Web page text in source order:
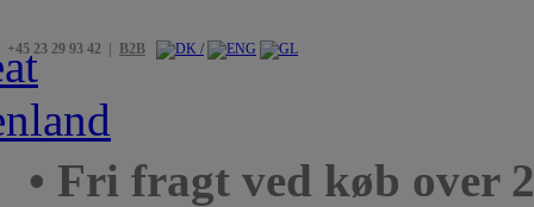
+45 23 29 93 42 | B2B
• Fri fragt ved køb over